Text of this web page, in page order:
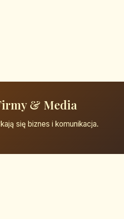
& Media
się biznes i komunikacja.